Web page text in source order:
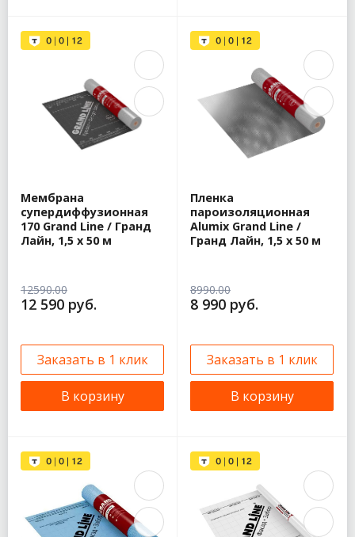
Мембрана
супердиффузионная
170 Grand Line / Гранд
Лайн, 1,5 x 50 м
12590.00
12 590 руб.
Заказать в 1 клик
В корзину
Пленка
пароизоляционная
Alumix Grand Line /
Гранд Лайн, 1,5 x 50 м
8990.00
8 990 руб.
Заказать в 1 клик
В корзину